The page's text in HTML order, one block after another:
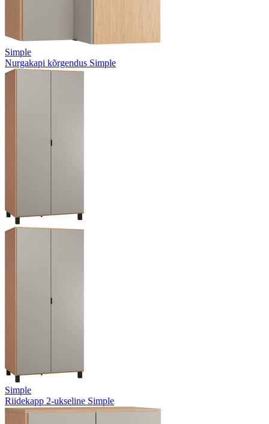
Simple
Nurgakapi kõrgendus Simple
Simple
Riidekapp 2-ukseline Simple